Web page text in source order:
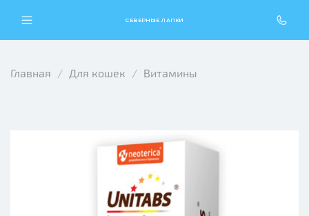
СЕВЕРНЫЕ ЛАПКИ
Главная Для кошек Витамины